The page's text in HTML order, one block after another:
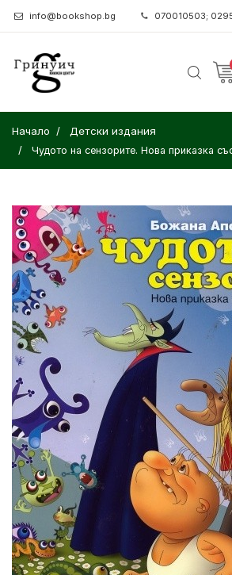
info@bookshop.bg 070010503;
Начало Детски издания
Чудото на сензорите. Нова приказка